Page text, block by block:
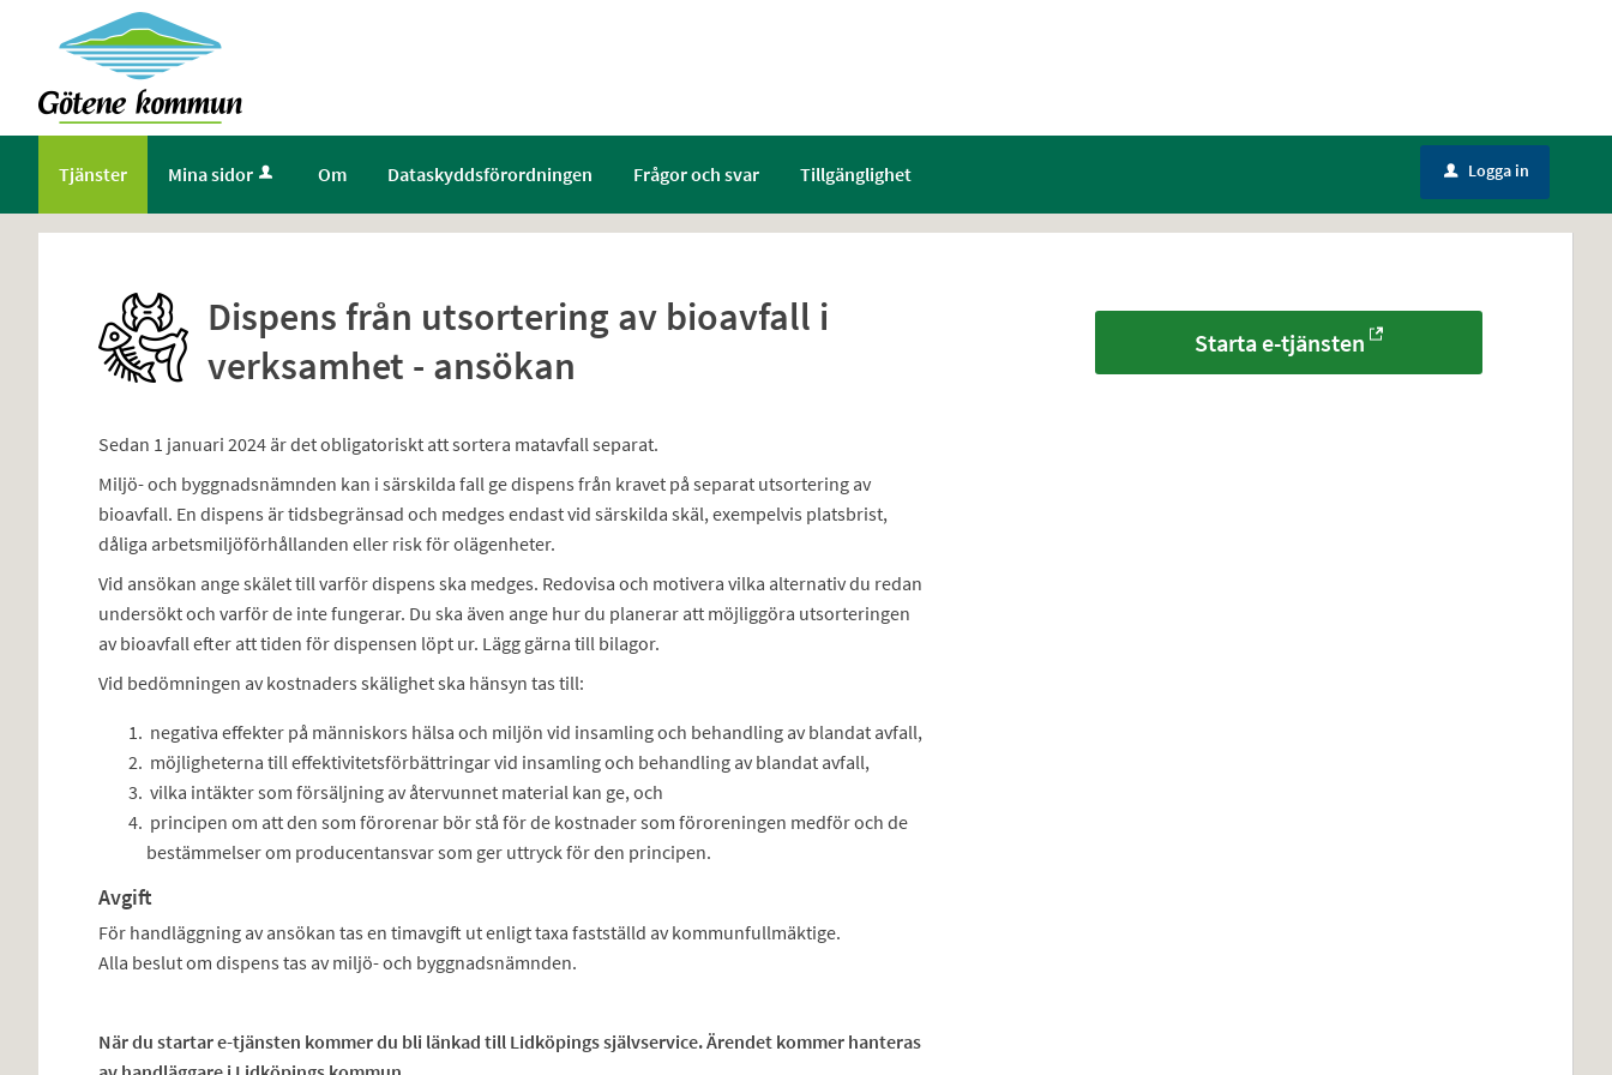
Välkommen
Självservice
kommunTjänster Mina sidor Om Dataskyddsförordningen Frågor och svar Tillgänglighet u Logga in
Dispens från utsortering av bioavfall i
verksamhet - ansökan
Sedan 1 januari 2024 är det obligatoriskt att sortera matavfall separat.
Miljö- och byggnadsnämnden kan i särskilda fall ge dispens från kravet på separat utsortering av
bioavfall. En dispens är tidsbegränsad och medges endast vid särskilda skäl, exempelvis platsbrist,
dåliga arbetsmiljöförhållanden eller risk för olägenheter.
Vid ansökan ange skälet till varför dispens ska medges. Redovisa och motivera vilka alternativ du redan
undersökt och varför de inte fungerar. Du ska även ange hur du planerar att möjliggöra utsorteringen
av bioavfall efter att tiden för dispensen löpt ur. Lägg gärna till bilagor.
Vid bedömningen av kostnaders skälighet ska hänsyn tas till:
negativa effekter på människors hälsa och miljön vid insamling och behandling av blandat avfall,
möjligheterna till effektivitetsförbättringar vid insamling och behandling av blandat avfall,
vilka intäkter som försäljning av återvunnet material kan ge, och
principen om att den som förorenar bör stå för de kostnader som föroreningen medför och de
bestämmelser om producentansvar som ger uttryck för den principen.
Avgift
För handläggning av ansökan tas en timavgift ut enligt taxa fastställd av kommunfullmäktige.
Alla beslut om dispens tas av miljö- och byggnadsnämnden.
När du startar e-tjänsten kommer du bli länkad till Lidköpings självservice. Ärendet kommer hanteras
Starta e-tjänsten